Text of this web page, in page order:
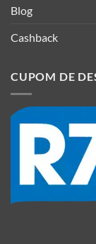
Blog
Cashback
CUPOM DE